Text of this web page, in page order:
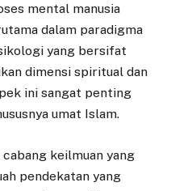
mental manusia
dalam paradigma
yang bersifat
dimensi spiritual dan
ini sangat penting
umat Islam.
keilmuan yang
pendekatan yang